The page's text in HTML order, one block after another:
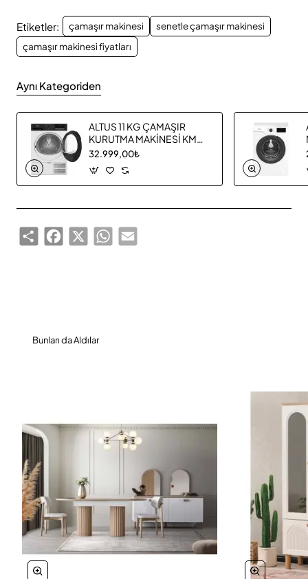
Etiketler: çamaşır makinesi
senetle çamaşır makinesi
çamaşır makinesi fiyatları
Aynı Kategoriden
ALTUS 11 KG ÇAMAŞIR
KURUTMA MAKİNESİ KM
1160
32.999,00₺
ShareFacebook
X WhatsApp
Email
Bunları da Aldılar